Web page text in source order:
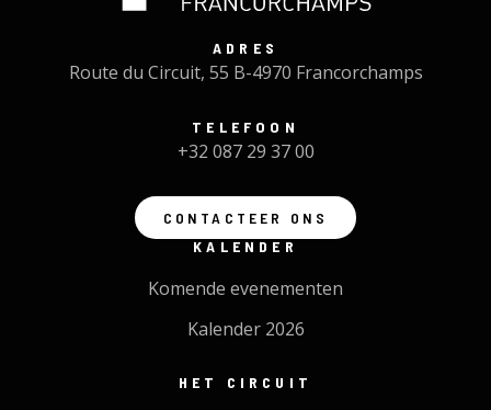
ADRES
Route du Circuit, 55 B-4970 Francorchamps
TELEFOON
+32 087 29 37 00
CONTACTEER ONS
KALENDER
Komende evenementen
Kalender 2026
HET CIRCUIT